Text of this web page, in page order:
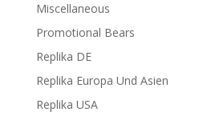
Miscellaneous
Promotional Bears
Replika DE
Replika Europa Und Asien
Replika USA